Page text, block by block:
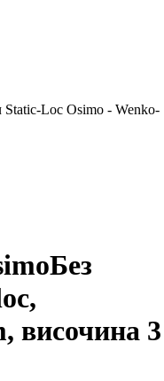
Без
височина 3